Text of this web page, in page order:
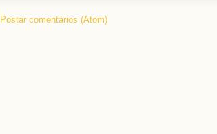
Postar comentários (Atom)